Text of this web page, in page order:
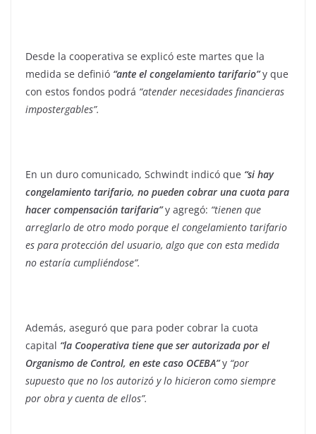
Desde la cooperativa se explicó este martes que la
medida se definió “ante el congelamiento tarifario”y que
con estos fondos podrá “atender necesidades financieras
impostergables”.
En un duro comunicado, Schwindt indicó que “si hay
congelamiento tarifario, no pueden cobrar una cuota para
hacer compensación tarifaria”y agregó: “tienen que
arreglarlo de otro modo porque el congelamiento tarifario
es para protección del usuario, algo que con esta medida
no estaría cumpliéndose”.
Además, aseguró que para poder cobrar la cuota
capital “la Cooperativa tiene que ser autorizada por el
Organismo de Control, en este caso OCEBA”y “por
supuesto que no los autorizó y lo hicieron como siempre
por obra y cuenta de ellos”.